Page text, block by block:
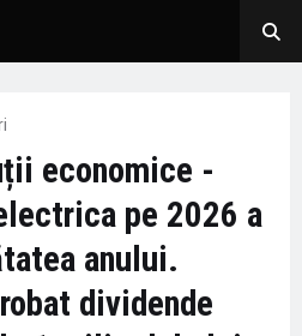
economice -
pe 2026 a
anului.
dividende